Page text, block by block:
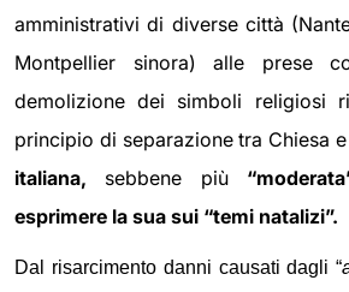
amministrativi di diverse città
Montpellier sinora) alle prese
demolizione dei simboli religiosi
principio di separazione tra Chiesa
italiana, sebbene più
esprimere la sua sui “temi natalizi”.
Dal risarcimento danni causati dagli “